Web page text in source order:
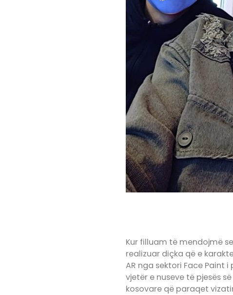
Kur filluam të mendojmë
realizuar diçka që e
AR nga sektori Face Paint
vjetër e nuseve të pjesës
kosovare që paraqet